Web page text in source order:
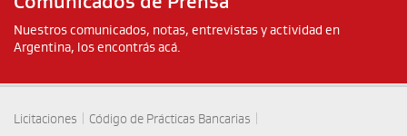
Nuestros comunicados, notas, entrevistas y actividad en
Argentina, los encontrás acá.
Licitaciones Código de Prácticas Bancarias